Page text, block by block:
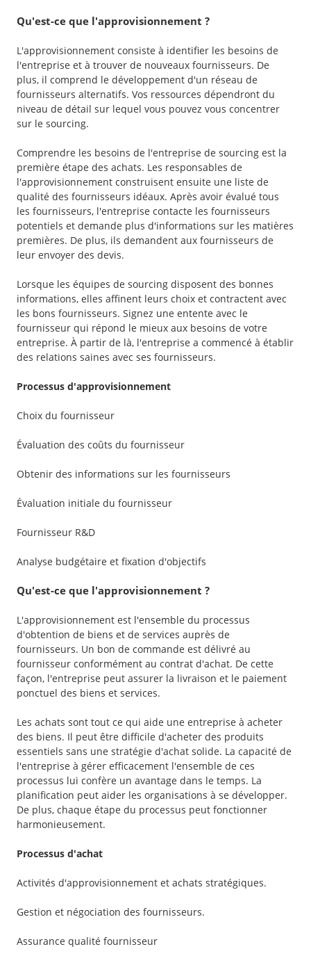
Qu'est-ce que l'approvisionnement ?
L'approvisionnement consiste à identifier les besoins de
l'entreprise et à trouver de nouveaux fournisseurs. De
plus, il comprend le développement d'un réseau de
fournisseurs alternatifs. Vos ressources dépendront du
niveau de détail sur lequel vous pouvez vous concentrer
sur le sourcing.
Comprendre les besoins de l'entreprise de sourcing est la
première étape des achats. Les responsables de
l'approvisionnement construisent ensuite une liste de
qualité des fournisseurs idéaux. Après avoir évalué tous
les fournisseurs, l'entreprise contacte les fournisseurs
potentiels et demande plus d'informations sur les matières
premières. De plus, ils demandent aux fournisseurs de
leur envoyer des devis.
Lorsque les équipes de sourcing disposent des bonnes
informations, elles affinent leurs choix et contractent avec
les bons fournisseurs. Signez une entente avec le
fournisseur qui répond le mieux aux besoins de votre
entreprise. À partir de là, l'entreprise a commencé à établir
des relations saines avec ses fournisseurs.
Processus d'approvisionnement
Choix du fournisseur
Évaluation des coûts du fournisseur
Obtenir des informations sur les fournisseurs
Évaluation initiale du fournisseur
Fournisseur R&D
Analyse budgétaire et fixation d'objectifs
Qu'est-ce que l'approvisionnement ?
L'approvisionnement est l'ensemble du processus
d'obtention de biens et de services auprès de
fournisseurs. Un bon de commande est délivré au
fournisseur conformément au contrat d'achat. De cette
façon, l'entreprise peut assurer la livraison et le paiement
ponctuel des biens et services.
Les achats sont tout ce qui aide une entreprise à acheter
des biens. Il peut être difficile d'acheter des produits
essentiels sans une stratégie d'achat solide. La capacité de
l'entreprise à gérer efficacement l'ensemble de ces
processus lui confère un avantage dans le temps. La
planification peut aider les organisations à se développer.
De plus, chaque étape du processus peut fonctionner
harmonieusement.
Processus d'achat
Activités d'approvisionnement et achats stratégiques.
Gestion et négociation des fournisseurs.
Assurance qualité fournisseur